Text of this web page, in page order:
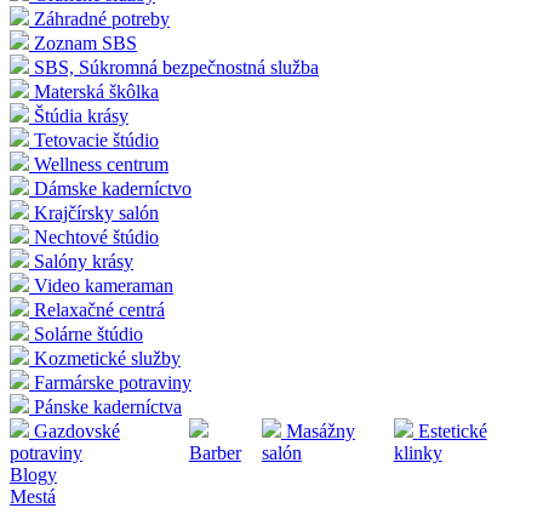
Záhradné potreby
Zoznam SBS
SBS, Súkromná bezpečnostná služba
Materská škôlka
Štúdia krásy
Tetovacie štúdio
Wellness centrum
Dámske kaderníctvo
Krajčírsky salón
Nechtové štúdio
Salóny krásy
Video kameraman
Relaxačné centrá
Solárne štúdio
Kozmetické služby
Farmárske potraviny
Pánske kaderníctva
Gazdovské
potraviny
Barber
Masážny
salón
Estetické
klinky
Blogy
Mestá